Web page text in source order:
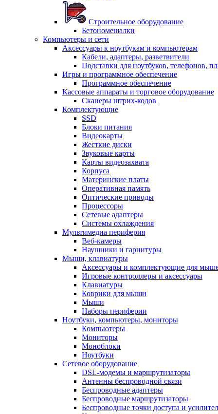
Строительное оборудование
Бетономешалки
Компьютеры и сети
Аксессуары к ноутбукам и компьютерам
Кабели, адаптеры, разветвители
Подставки для ноутбуков, телефонов,
Игры и программное обеспечение
Программное обеспечение
Кассовые аппараты и торговое оборудование
Сканеры штрих-кодов
Комплектующие
SSD
Блоки питания
Видеокарты
Жесткие диски
Звуковые карты
Карты видеозахвата
Корпуса
Материнские платы
Оперативная память
Оптические приводы
Процессоры
Сетевые адаптеры
Системы охлаждения
Мультимедиа периферия
Веб-камеры
Наушники и гарнитуры
Мыши, клавиатуры
Аксессуары и комплектующие для
Игровые контроллеры и аксессуары
Клавиатуры
Коврики для мыши
Мыши
Наборы периферии
Ноутбуки, компьютеры, мониторы
Компьютеры
Мониторы
Моноблоки
Ноутбуки
Сетевое оборудование
DSL-модемы и маршрутизаторы
Антенны беспроводной связи
Беспроводные адаптеры
Беспроводные маршрутизаторы
Беспроводные точки доступа и